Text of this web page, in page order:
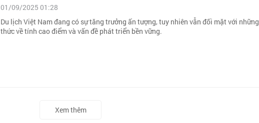
01/09/2025 01:28
Du lịch Việt Nam đang có sự tăng trưởng ấn tượng, tuy nhiên vẫn đối mặt với
thức về tính cao điểm và vấn đề phát triển bền vững.
Xem thêm